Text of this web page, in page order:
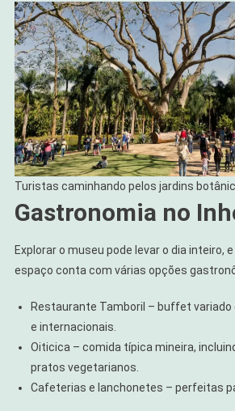
Turistas caminhando pelos jardins
Gastronomia no
Explorar o museu pode levar o dia inteiro,
espaço conta com várias opções
Restaurante Tamboril – buffet
e internacionais.
Oiticica – comida típica mineira,
pratos vegetarianos.
Cafeterias e lanchonetes – perfeitas